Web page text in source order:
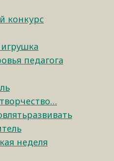
конкурс
педагога
неделя